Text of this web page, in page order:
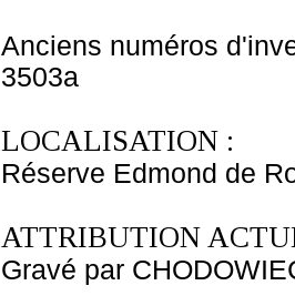
Anciens numéros
3503a
LOCALISATION :
Réserve Edmond de
ATTRIBUTION
Gravé par